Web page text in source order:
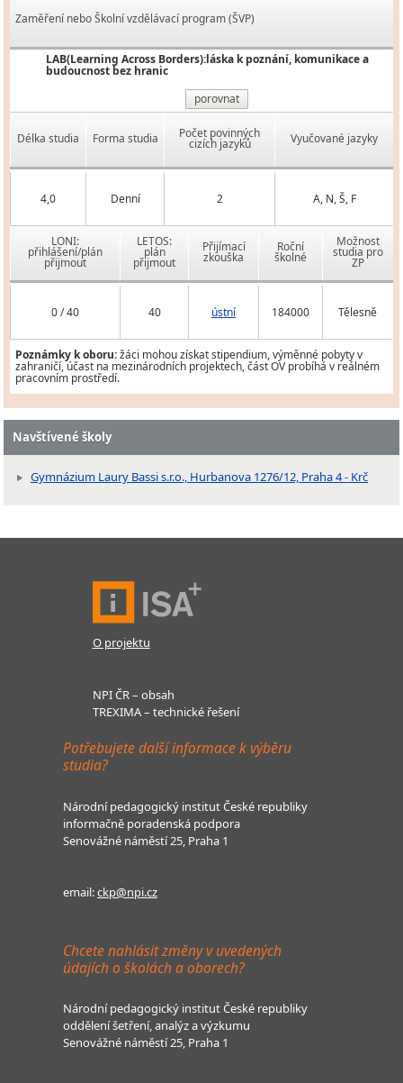
Zaměření nebo Školní vzdělávací program (ŠVP)
LAB(Learning Across Borders):láska k poznání, komunikace a
budoucnost bez hranic
porovnat
Délka studia Forma studia Počet povinných
cizích jazyků Vyučované jazyky
4,0 Denní 2 A, N, Š, F
LONI:
přihlášení/plán
přijmout
LETOS:
plán
přijmout
Přijímací
zkouška
Roční
školné
Možnost
studia pro
ZP
0 / 40 40 ústní 184000 Tělesně
Poznámky k oboru:žáci mohou získat stipendium, výměnné pobyty v
zahraničí, účast na mezinárodních projektech, část OV probíhá v reálném
pracovním prostředí.
Navštívené školy
Gymnázium Laury Bassi s.r.o., Hurbanova 1276/12, Praha 4 - Krč
O projektu
NPI ČR – obsah
TREXIMA – technické řešení
Potřebujete další informace k výběru
studia?
Národní pedagogický institut České republiky
informačně poradenská podpora
Senovážné náměstí 25, Praha 1
email:ckp@npi.cz
Chcete nahlásit změny v uvedených
údajích o školách a oborech?
Národní pedagogický institut České republiky
oddělení šetření, analýz a výzkumu
Senovážné náměstí 25, Praha 1